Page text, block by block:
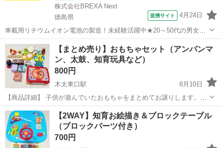
株式会社BREXA Next
徳島県
提携サイト 4月24日
車載用リチウムイオン電池の製造！未経験活躍中★20～50代の男女活
躍中！寮費無料★備品付き1R寮完備！自宅からマイカー通勤OK！無料
駐車場完備◎正社員登用制度あり！《徳島県板野郡松茂町》 人気の工
場のお仕事 ◇車載用リチウ...
徳島 その他
【まとめ売り】おもちゃセット（アンパンマ
ン、太鼓、知育玩具など）
800円
木太東口駅
8月10日
【商品詳細】 子供が遊んでいたおもちゃをまとめてお譲りします。こ
れから遊び始めるお子様にいかがでしょうか。 動作確認済み： 太鼓の
おもちゃ、車のハンドルおもちゃ 電池なし： いないいないばあっ！う
ーたんのラッパ（電池...
香川 高松市 木太東口駅 おもちゃ
【2WAY】知育お絵描き＆ブロックテーブル
（ブロックパーツ付き）
700円